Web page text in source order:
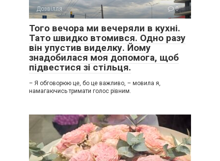
Дозвілля 0
Того вечора ми вечеряли в кухні.
Тато швидко втомився. Одно разу
він упустив виделку. Йому
знадобилася моя допомога, щоб
підвестися зі стільця.
– Я обговорюю це, бо це важливо, – мовила я,
намагаючись тримати голос рівним.